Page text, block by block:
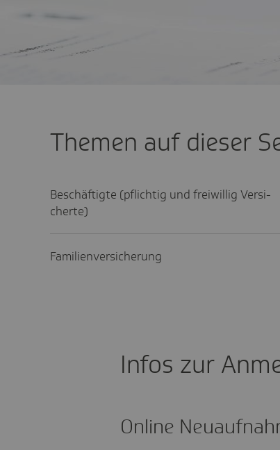
Themen auf dieser
Beschäf­tigte (pflichtig und frei­willig Versi­
cherte)
Fami­li­en­ver­si­che­rung
Infos zur
Online